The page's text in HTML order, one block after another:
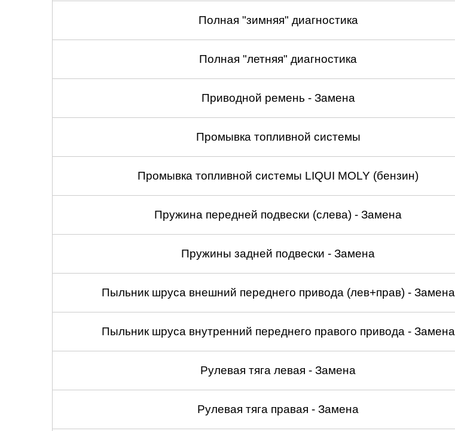
Полная "зимняя" диагностика
Полная "летняя" диагностика
Приводной ремень - Замена
Промывка топливной системы
Промывка топливной системы LIQUI MOLY (бензин)
Пружина передней подвески (слева) - Замена
Пружины задней подвески - Замена
Пыльник шруса внешний переднего привода (лев+прав) - Замена
Пыльник шруса внутренний переднего правого привода - Замена
Рулевая тяга левая - Замена
Рулевая тяга правая - Замена